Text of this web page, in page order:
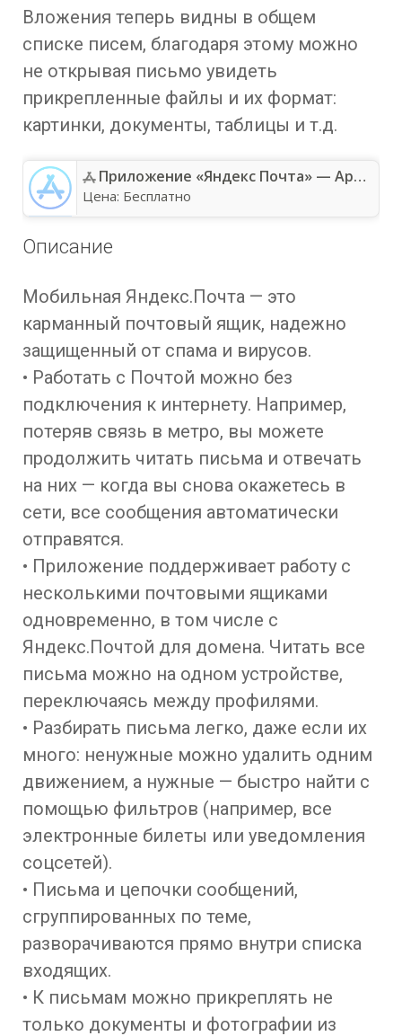
Вложения теперь видны в общем
списке писем, благодаря этому можно
не открывая письмо увидеть
прикрепленные файлы и их формат:
картинки, документы, таблицы и т.д.
Приложение «Яндекс Почта» — App Store
Цена: Бесплатно
Описание
Мобильная Яндекс.Почта — это
карманный почтовый ящик, надежно
защищенный от спама и вирусов.
• Работать с Почтой можно без
подключения к интернету. Например,
потеряв связь в метро, вы можете
продолжить читать письма и отвечать
на них — когда вы снова окажетесь в
сети, все сообщения автоматически
отправятся.
• Приложение поддерживает работу с
несколькими почтовыми ящиками
одновременно, в том числе с
Яндекс.Почтой для домена. Читать все
письма можно на одном устройстве,
переключаясь между профилями.
• Разбирать письма легко, даже если их
много: ненужные можно удалить одним
движением, а нужные — быстро найти с
помощью фильтров (например, все
электронные билеты или уведомления
соцсетей).
• Письма и цепочки сообщений,
сгруппированных по теме,
разворачиваются прямо внутри списка
входящих.
• К письмам можно прикреплять не
только документы и фотографии из